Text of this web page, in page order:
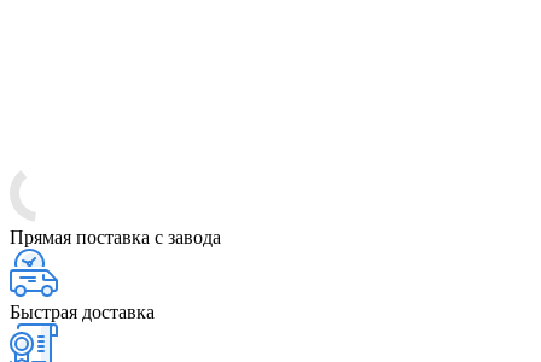
Прямая поставка с завода
Быстрая доставка